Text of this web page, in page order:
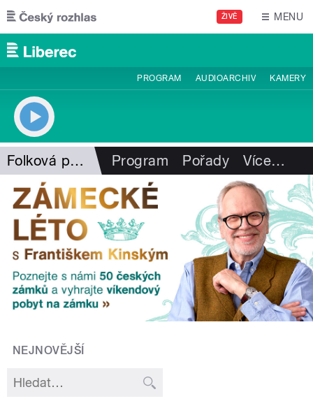
Přejít k hlavnímu obsahu
ŽIVĚ MENU
PROGRAM AUDIOARCHIV KAMERY
Folková pohlazení Program Pořady Více…
NEJNOVĚJŠÍ